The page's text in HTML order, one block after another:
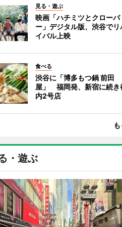
見る・遊ぶ
映画「ハチミツとクローバ
ー」デジタル版、渋谷でリ
イバル上映
食べる
渋谷に「博多もつ鍋 前田
屋」 福岡発、新宿に続き
内2号店
・遊ぶ